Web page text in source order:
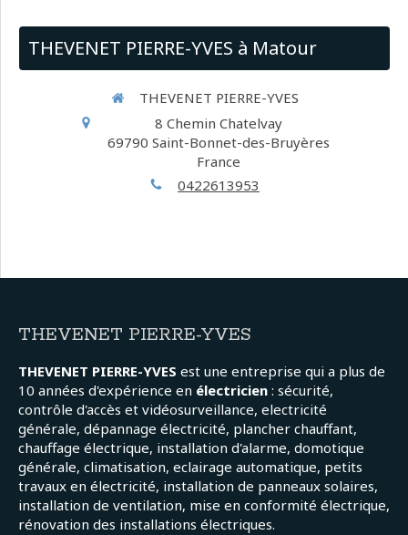
THEVENET PIERRE-YVES à Matour
THEVENET PIERRE-YVES
8 Chemin Chatelvay
69790 Saint-Bonnet-des-Bruyères
France
0422613953
THEVENET PIERRE-YVES
THEVENET PIERRE-YVES est une entreprise qui a plus de
10 années d'expérience en électricien : sécurité,
contrôle d'accès et vidéosurveillance, electricité
générale, dépannage électricité, plancher chauffant,
chauffage électrique, installation d'alarme, domotique
générale, climatisation, eclairage automatique, petits
travaux en électricité, installation de panneaux solaires,
installation de ventilation, mise en conformité électrique,
rénovation des installations électriques.